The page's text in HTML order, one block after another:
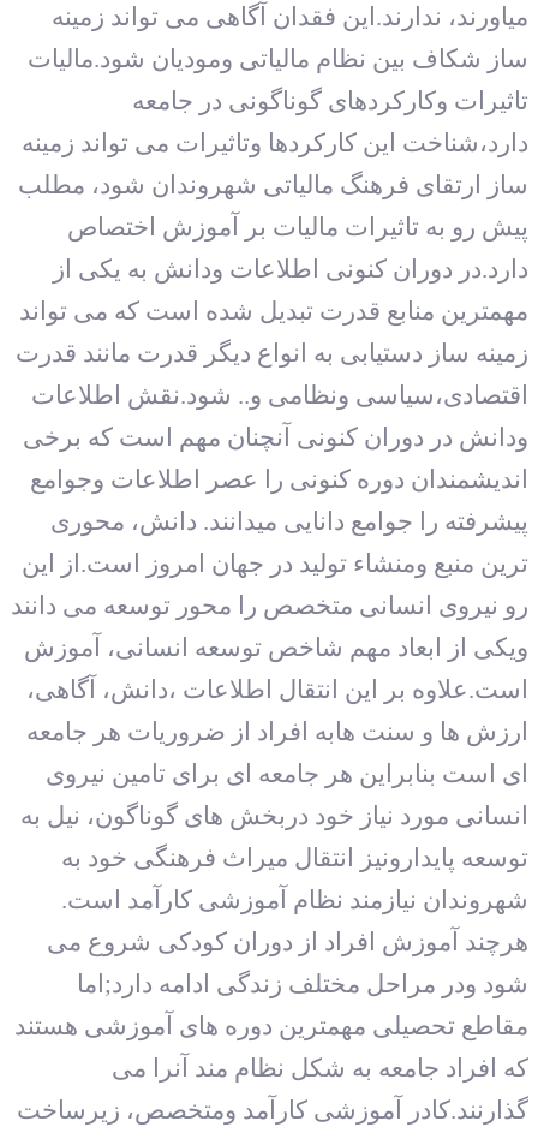
میاورند، ندارند.این فقدان آگاهی می تواند زمینه
ساز شکاف بین نظام مالیاتی ومودیان شود.مالیات
تاثیرات وکارکردهای گوناگونی در جامعه
دارد،شناخت این کارکردها وتاثیرات می تواند زمینه
ساز ارتقای فرهنگ مالیاتی شهروندان شود، مطلب
پیش رو به تاثیرات مالیات بر آموزش اختصاص
دارد.در دوران کنونی اطلاعات ودانش به یکی از
مهمترین منابع قدرت تبدیل شده است که می تواند
زمینه ساز دستیابی به انواع دیگر قدرت مانند قدرت
اقتصادی،سیاسی ونظامی و.. شود.نقش اطلاعات
ودانش در دوران کنونی آنچنان مهم است که برخی
اندیشمندان دوره کنونی را عصر اطلاعات وجوامع
پیشرفته را جوامع دانایی می‏دانند. دانش، محوری
ترین منبع ومنشاء تولید در جهان امروز است.از این
رو نیروی انسانی متخصص را محور توسعه می دانند
ویکی از ابعاد مهم شاخص توسعه انسانی، آموزش
است.علاوه بر این انتقال اطلاعات ،دانش، آگاهی،
ارزش ها و سنت هابه افراد از ضروریات هر جامعه
ای است بنابراین هر جامعه ای برای تامین نیروی
انسانی مورد نیاز خود دربخش های گوناگون، نیل به
توسعه پایدارونیز انتقال میراث فرهنگی خود به
شهروندان نیازمند نظام آموزشی کارآمد است.
هرچند آموزش افراد از دوران کودکی شروع می
شود ودر مراحل مختلف زندگی ادامه دارد;اما
مقاطع تحصیلی مهمترین دوره های آموزشی هستند
که افراد جامعه به شکل نظام مند آنرا می
گذارنند.کادر آموزشی کارآمد ومتخصص، زیرساخت